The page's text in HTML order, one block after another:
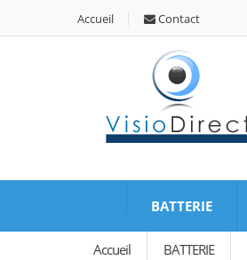
Accueil Contact
BATTERIE
Accueil BATTERIE